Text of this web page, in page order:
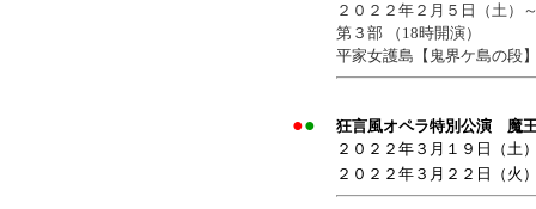
２０２２年２月５日（土）
第３部 （18時開演）
平家女護島【鬼界ケ島の段
●●
狂言風オペラ特別公演 魔
２０２２年３月１９日（
２０２２年３月２２日（